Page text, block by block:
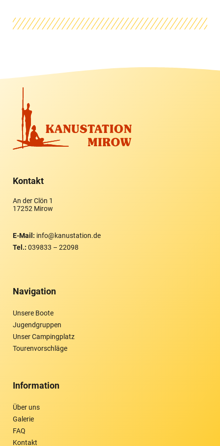
Kontakt
An der Clön 1
17252 Mirow
E-Mail: info@kanustation.de
Tel.: 039833 – 22098
Navigation
Unsere Boote
Jugendgruppen
Unser Campingplatz
Tourenvorschläge
Information
Über uns
Galerie
FAQ
Kontakt